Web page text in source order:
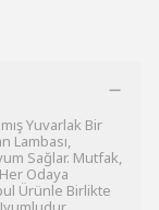
Yuvarlak Bir
Lambası,
Sağlar. Mutfak,
Odaya
Ürünle Birlikte